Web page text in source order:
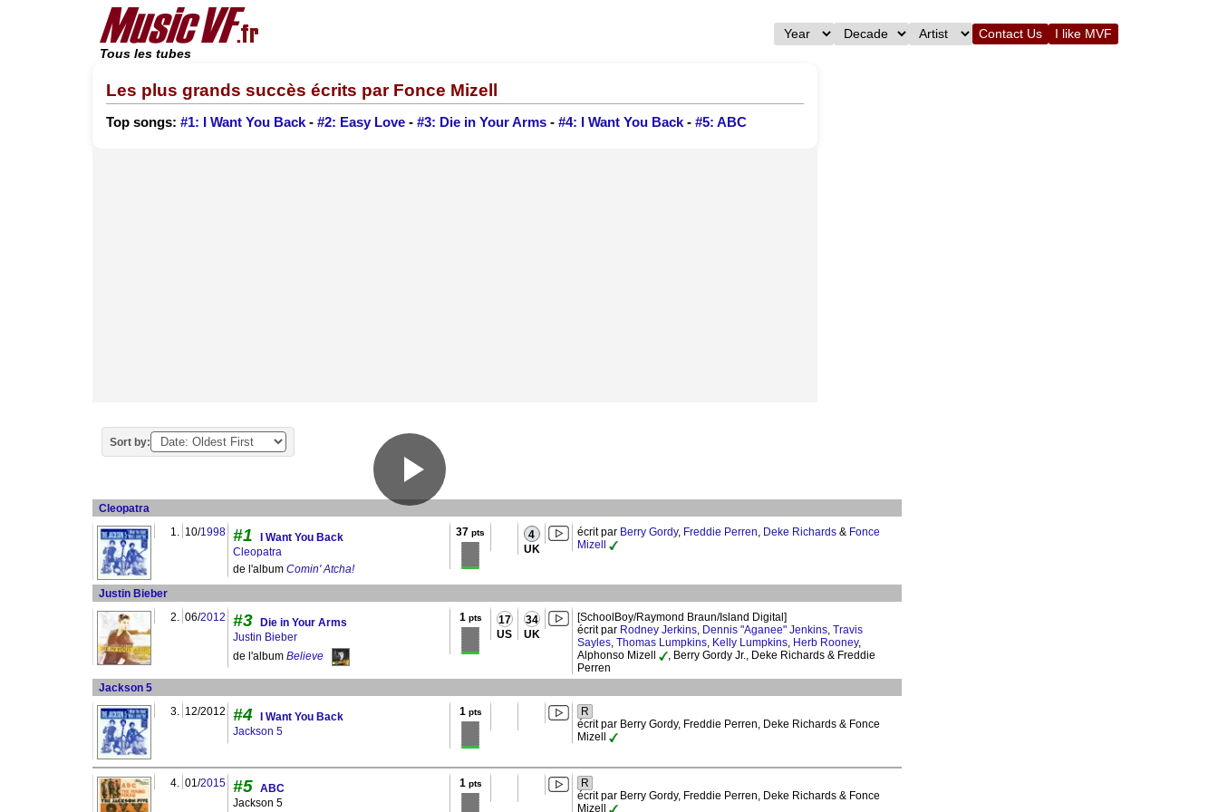
Tous les tubes
Contact Us I like MVF
Les plus grands succès écrits par Fonce Mizell
Top songs: #1: I Want You Back - #2: Easy Love - #3: Die in Your Arms - #4: I Want You Back - #5: ABC
Sort by:
Cleopatra
1. 10/1998 #1
I Want You Back
Cleopatra
de l'album Comin' Atcha!
37 pts 4
UK
écrit par Berry Gordy, Freddie Perren, Deke Richards & Fonce
Mizell
Justin Bieber
2. 06/2012 #3
Die in Your Arms
Justin Bieber
de l'album Believe
1 pts 17
US
34
UK
[SchoolBoy/Raymond Braun/Island Digital]
écrit par Rodney Jerkins, Dennis "Aganee" Jenkins, Travis
Sayles, Thomas Lumpkins, Kelly Lumpkins, Herb Rooney,
Alphonso Mizell
, Berry Gordy Jr., Deke Richards & Freddie
Perren
Jackson 5
3. 12/2012 #4
I Want You Back
Jackson 5
1 pts
R
écrit par Berry Gordy, Freddie Perren, Deke Richards & Fonce
Mizell
4. 01/2015 #5 ABC
Jackson 5
1 pts
R
écrit par Berry Gordy, Freddie Perren, Deke Richards & Fonce
Mizell